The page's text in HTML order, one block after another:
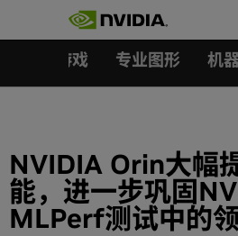
游戏 专业图形 机
NVIDIA Orin大幅
能，进一步巩固
MLPerf测试中的